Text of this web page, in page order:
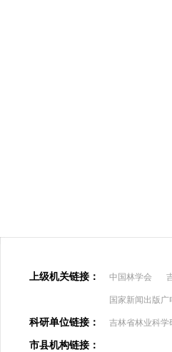
上级机关链接： 中国林学会
国家新闻出版广
科研单位链接： 吉林省林业科学
市县机构链接：